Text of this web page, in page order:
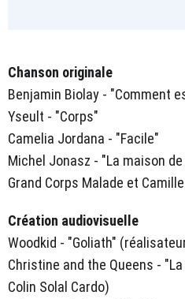
Chanson originale
Benjamin Biolay - "Comment
Yseult - "Corps"
Camelia Jordana - "Facile"
Michel Jonasz - "La maison
Grand Corps Malade et
Création audiovisuelle
Woodkid - "Goliath"
Christine and the Queens -
Colin Solal Cardo)